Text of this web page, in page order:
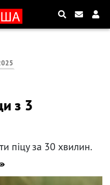
з 3
піцу за 30 хвилин.